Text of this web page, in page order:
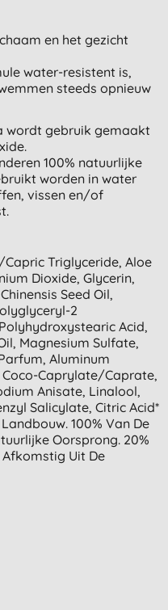
en het gezicht
water-resistent is,
steeds opnieuw
wordt gebruik gemaakt
100% natuurlijke
worden in water
vissen en/of
Triglyceride, Aloe
Dioxide, Glycerin,
Seed Oil,
2
Acid,
Magnesium Sulfate,
Aluminum
Coco-Caprylate/caprate,
Anisate, Linalool,
Salicylate, Citric Acid*
100% Van De
Oorsprong. 20%
Afkomstig Uit De